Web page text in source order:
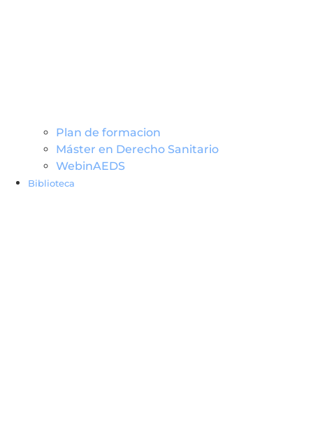
Plan de formacion
Máster en Derecho Sanitario
WebinAEDS
Biblioteca